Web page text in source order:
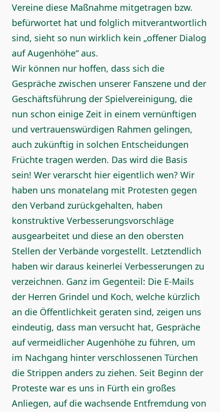
Vereine diese Maßnahme mitgetragen bzw.
befürwortet hat und folglich mitverantwortlich
sind, sieht so nun wirklich kein „offener Dialog
auf Augenhöhe“ aus.
Wir können nur hoffen, dass sich die
Gespräche zwischen unserer Fanszene und der
Geschäftsführung der Spielvereinigung, die
nun schon einige Zeit in einem vernünftigen
und vertrauenswürdigen Rahmen gelingen,
auch zukünftig in solchen Entscheidungen
Früchte tragen werden. Das wird die Basis
sein! Wer verarscht hier eigentlich wen? Wir
haben uns monatelang mit Protesten gegen
den Verband zurückgehalten, haben
konstruktive Verbesserungsvorschläge
ausgearbeitet und diese an den obersten
Stellen der Verbände vorgestellt. Letztendlich
haben wir daraus keinerlei Verbesserungen zu
verzeichnen. Ganz im Gegenteil: Die E-Mails
der Herren Grindel und Koch, welche kürzlich
an die Öffentlichkeit geraten sind, zeigen uns
eindeutig, dass man versucht hat, Gespräche
auf vermeidlicher Augenhöhe zu führen, um
im Nachgang hinter verschlossenen Türchen
die Strippen anders zu ziehen. Seit Beginn der
Proteste war es uns in Fürth ein großes
Anliegen, auf die wachsende Entfremdung von